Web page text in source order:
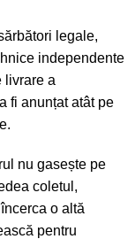
legale,
independente
livrare a
fi anunțat atât pe
nu gasește pe
coletul,
o altă
pentru